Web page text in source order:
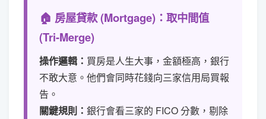
🏠 房屋貸款 (Mortgage)：取中間值
(Tri-Merge)
操作邏輯： 買房是人生大事，金額極高，銀行
不敢大意。他們會同時花錢向三家信用局買報
告。
關鍵規則： 銀行會看三家的 FICO 分數，剔除